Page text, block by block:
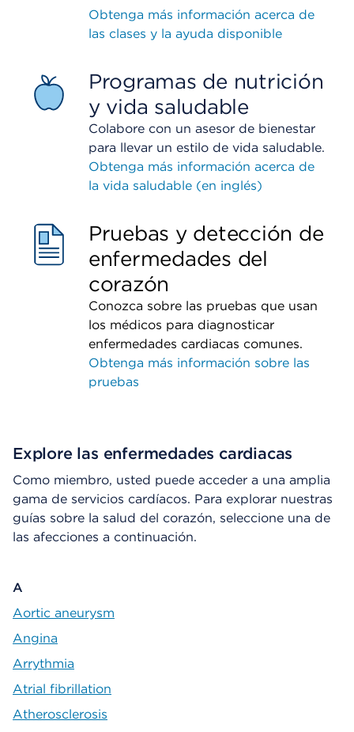
Obtenga más información acerca de
las clases y la ayuda disponible
Programas de nutrición
y vida saludable
Colabore con un asesor de bienestar
para llevar un estilo de vida saludable.
Obtenga más información acerca de
la vida saludable (en inglés)
Pruebas y detección de
enfermedades del
corazón
Conozca sobre las pruebas que usan
los médicos para diagnosticar
enfermedades cardiacas comunes.
Obtenga más información sobre las
pruebas
Explore las enfermedades cardiacas
Como miembro, usted puede acceder a una amplia
gama de servicios cardíacos. Para explorar nuestras
guías sobre la salud del corazón, seleccione una de
las afecciones a continuación.
A
Aortic aneurysm
Angina
Arrythmia
Atrial fibrillation
Atherosclerosis